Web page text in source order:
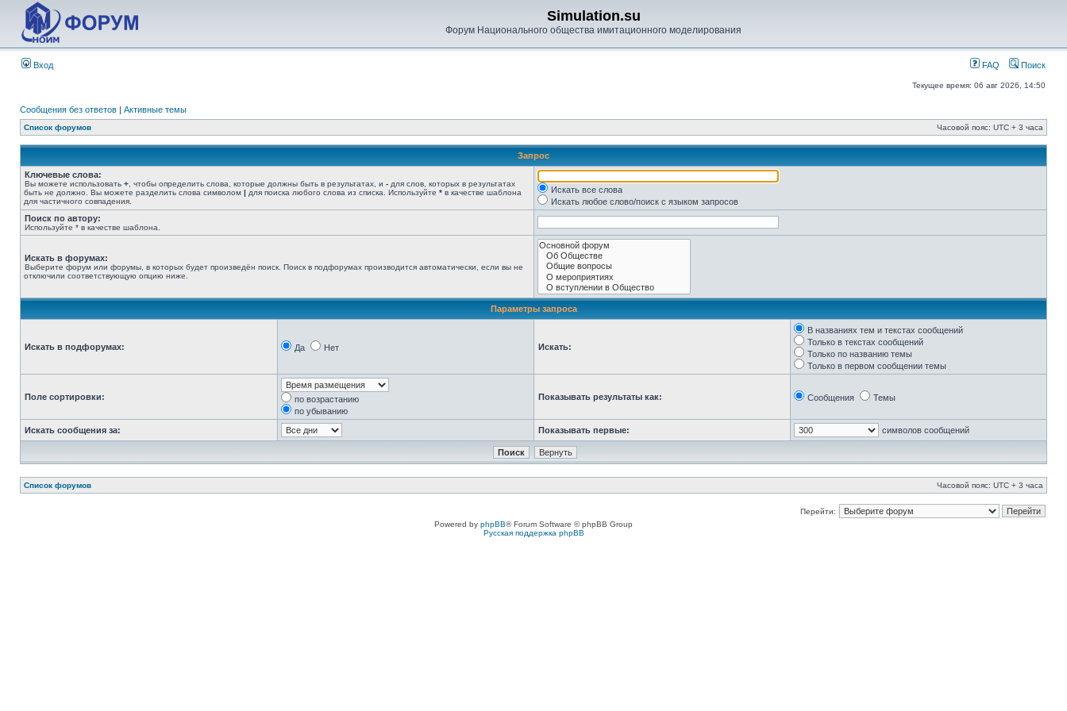
Simulation.su
Форум Национального общества имитационного моделирования
Вход FAQ Поиск
Текущее время: 06 авг 2026, 14:50
Сообщения без ответов | Активные темы
Список форумов Часовой пояс: UTC + 3 часа
Запрос
Ключевые слова:
Вы можете использовать + , чтобы определить слова, которые должны быть в результатах, и - для слов, которых в результатах
быть не должно. Вы можете разделить слова символом | для поиска любого слова из списка. Используйте * в качестве шаблона
для частичного совпадения.
Искать все слова
Искать любое слово/поиск с языком запросов
Поиск по автору:
Используйте * в качестве шаблона.
Искать в форумах:
Выберите форум или форумы, в которых будет произведён поиск. Поиск в подфорумах производится автоматически, если вы не
отключили соответствующую опцию ниже.
Параметры запроса
Искать в подфорумах: Да Нет Искать:
В названиях тем и текстах сообщений
Только в текстах сообщений
Только по названию темы
Только в первом сообщении темы
Поле сортировки:
по возрастанию
по убыванию
Показывать результаты как: Сообщения Темы
Искать сообщения за: Показывать первые: символов сообщений
Список форумов Часовой пояс: UTC + 3 часа
Перейти:
Powered by phpBB® Forum Software © phpBB Group
Русская поддержка phpBB